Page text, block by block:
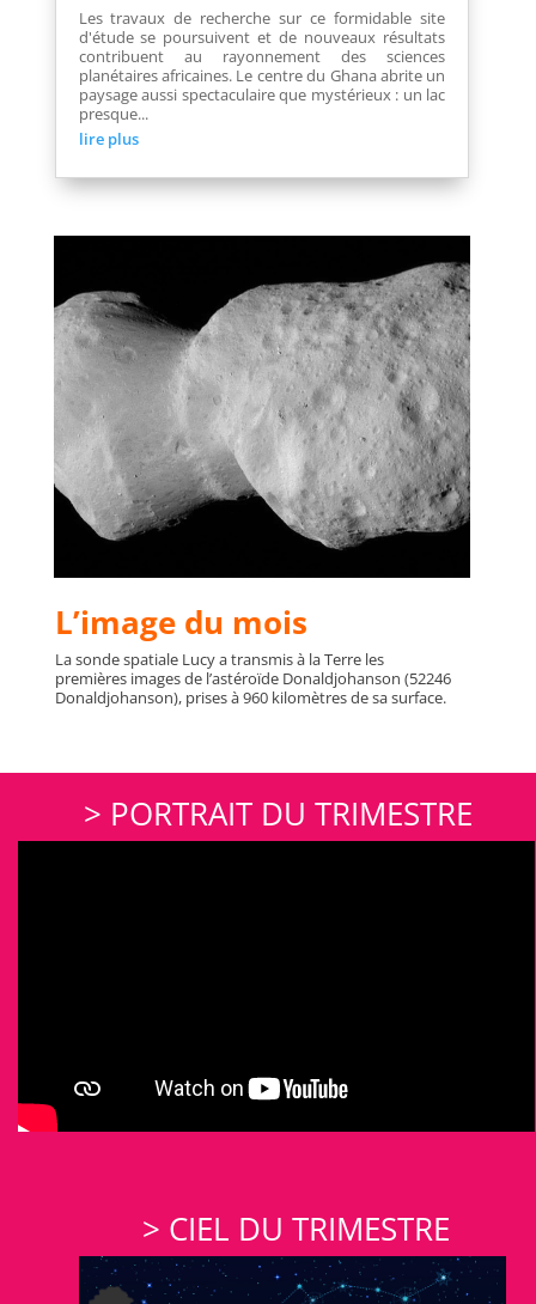
Les travaux de recherche sur ce formidable site
d'étude se poursuivent et de nouveaux résultats
contribuent au rayonnement des sciences
planétaires africaines. Le centre du Ghana abrite un
paysage aussi spectaculaire que mystérieux : un lac
presque...
lire plus
L’image du mois
La sonde spatiale Lucy a transmis à la Terre les
premières images de l’astéroïde Donaldjohanson (52246
Donaldjohanson), prises à 960 kilomètres de sa surface.
> PORTRAIT DU TRIMESTRE
> CIEL DU TRIMESTRE